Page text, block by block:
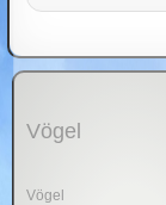
Vögel
Vögel